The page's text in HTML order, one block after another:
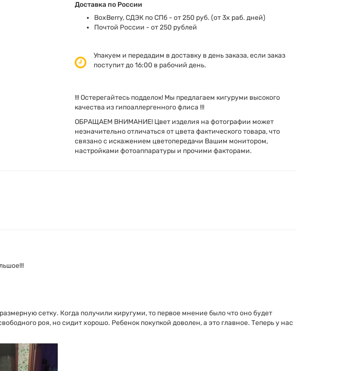
Доставка по России
BoxBerry, СДЭК по СПб - от 250 руб. (от 3х раб. дней)
Почтой России - от 250 рублей
Упакуем и передадим в доставку в день заказа, если заказ
поступит до 16:00 в рабочий день.
!!! Остерегайтесь подделок! Мы предлагаем кигуруми высокого
качества из гипоаллергенного флиса !!!
ОБРАЩАЕМ ВНИМАНИЕ! Цвет изделия на фотографии может
незначительно отличаться от цвета фактического товара, что
связано с искажением цветопередачи Вашим монитором,
настройками фотоаппаратуры и прочими факторами.
сетку. Когда получили киругуми, то первое мнение было что оно будет
роя, но сидит хорошо. Ребенок покупкой доволен, а это главное. Теперь у нас